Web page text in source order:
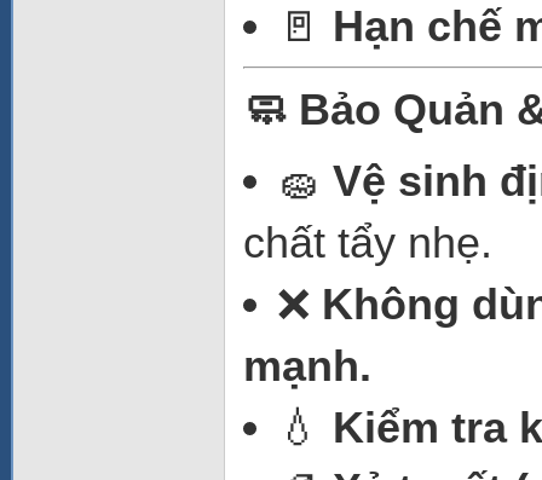
🚪 Hạn chế
🧼 Bảo Quản
🧽 Vệ sinh
chất tẩy nhẹ.
❌ Không
mạnh.
💧 Kiểm tra